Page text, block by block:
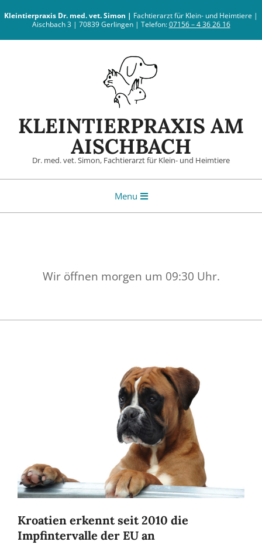
content
Kleintierpraxis Dr. med. vet. Simon | Fachtierarzt für Klein- und Heimtiere |
Aischbach 3 | 70839 Gerlingen | Telefon:07156 – 4 36 26 16
KLEINTIERPRAXIS AM
AISCHBACH
Dr. med. vet. Simon, Fachtierarzt für Klein- und Heimtiere
Menu
Wir öffnen morgen um 09:30 Uhr.
Kroatien erkennt seit 2010 die
Impfintervalle der EU an